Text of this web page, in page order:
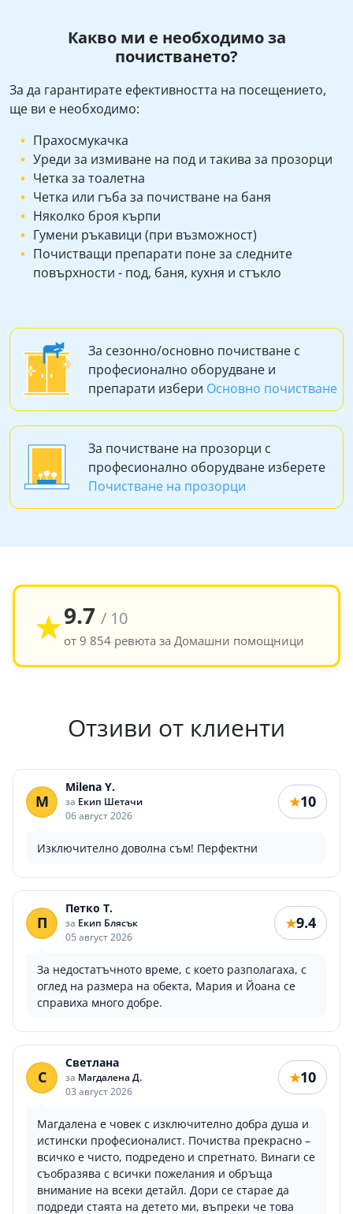
Какво ми е необходимо за
почистването?
За да гарантирате ефективността на посещението,
ще ви е необходимо:
Прахосмукачка
Уреди за измиване на под и такива за прозорци
Четка за тоалетна
Четка или гъба за почистване на баня
Няколко броя кърпи
Гумени ръкавици (при възможност)
Почистващи препарати поне за следните
повърхности - под, баня, кухня и стъкло
За сезонно/основно почистване с
професионално оборудване и
препарати избери Основно почистване
За почистване на прозорци с
професионално оборудване изберете
Почистване на прозорци
★9.7 / 10
от 9 854 ревюта за Домашни помощници
Отзиви от клиенти
M
Milena Y.
за Екип Шетачи
06 август 2026
★10
Изключително доволна съм! Перфектни
П
Петко Т.
за Екип Блясък
05 август 2026
★9.4
За недостатъчното време, с което разполагаха, с
оглед на размера на обекта, Мария и Йоана се
справиха много добре.
С
Светлана
за Магдалена Д.
03 август 2026
★10
Магдалена е човек с изключително добра душа и
истински професионалист. Почиства прекрасно –
всичко е чисто, подредено и спретнато. Винаги се
съобразява с всички пожелания и обръща
внимание на всеки детайл. Дори се старае да
подреди стаята на детето ми, въпреки че това